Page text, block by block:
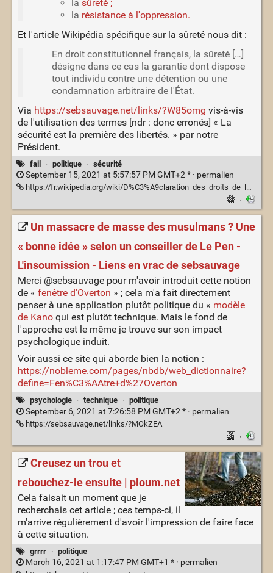
la sûreté ;
la résistance à l'oppression.
Et l'article Wikipédia spécifique sur la sûreté nous dit :
En droit constitutionnel français, la sûreté […]
désigne dans ce cas la garantie dont dispose
tout individu contre une détention ou une
condamnation arbitraire de l'État.
Via https://sebsauvage.net/links/?W85omg vis-à-vis
de l'utilisation des termes [ndr : donc erronés] « La
sécurité est la première des libertés. » par notre
Président.
fail · politique · sécurité
September 15, 2021 at 5:57:57 PM GMT+2 * · permalien
https://fr.wikipedia.org/wiki/D%C3%A9claration_des_droits_de_l%27homme_et_du_citoyen_de_1789
·
Un massacre de masse des musulmans ? Une
« bonne idée » selon un conseiller de Le Pen -
L'insoumission - Liens en vrac de sebsauvage
Merci @sebsauvage pour m'avoir introduit cette notion
de « fenêtre d'Overton » ; cela m'a fait directement
penser à une application plutôt politique du « modèle
de Kanoqui est plutôt technique. Mais le fond de
l'approche est le même je trouve sur son impact
psychologique induit.
Voir aussi ce site qui aborde bien la notion :
https://nobleme.com/pages/nbdb/web_dictionnaire?
define=Fen%C3%AAtre+d%27Overton
psychologie · technique · politique
September 6, 2021 at 7:26:58 PM GMT+2 * · permalien
https://sebsauvage.net/links/?MOkZEA
·
Creusez un trou et
rebouchez-le ensuite | ploum.net
Cela faisait un moment que je
recherchais cet article ; ces temps-ci, il
m'arrive régulièrement d'avoir l'impression de faire face
à cette situation.
grrrr · politique
March 16, 2021 at 1:17:47 PM GMT+1 * · permalien